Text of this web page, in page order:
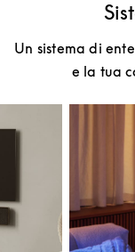
Un sistema di
e la tua